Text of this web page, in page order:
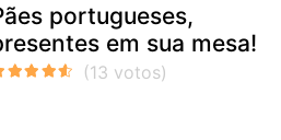
portugueses,
em sua mesa!